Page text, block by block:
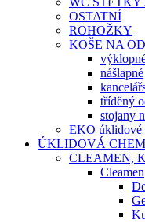
OSTATNÍ
ROHOŽKY
KOŠE NA
nášlapné
tříděný
stojany
EKO úklidové
ÚKLIDOVÁ
CLEAMEN,
Cleamen